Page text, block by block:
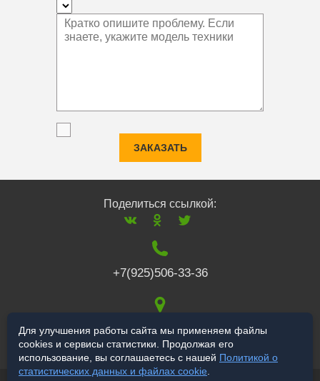
ЗАКАЗАТЬ
Поделиться ссылкой:
+7(925)506-33-36
117519,г. Москва,
Варшавское ш., 132
Для улучшения работы сайта мы применяем файлы
cookies и сервисы статистики. Продолжая его
использование, вы соглашаетесь с нашей Политикой о
статистических данных и файлах cookie